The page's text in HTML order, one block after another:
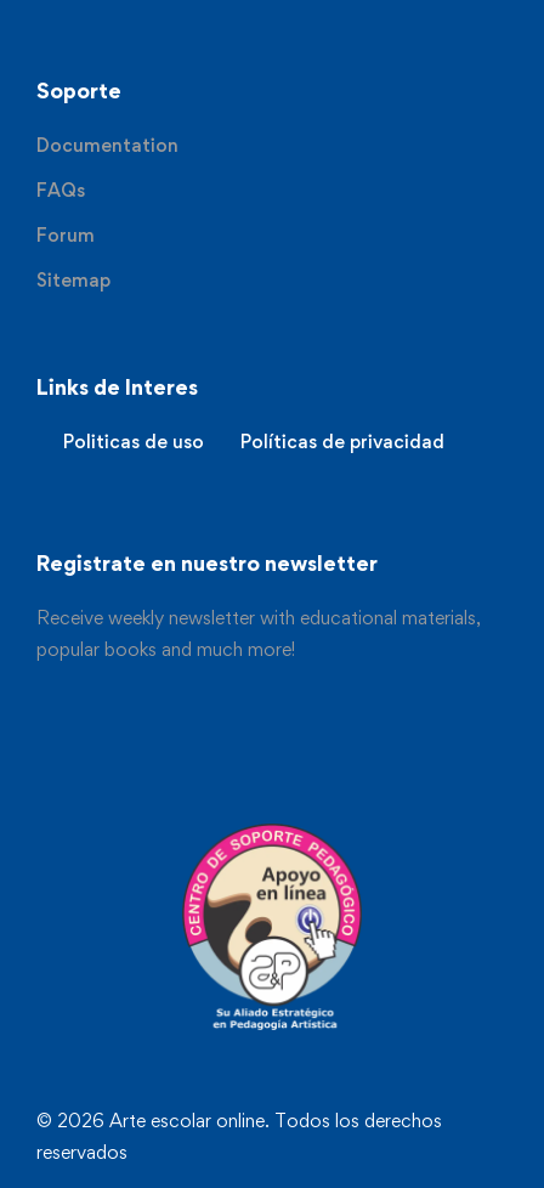
Soporte
Documentation
FAQs
Forum
Sitemap
Links de Interes
Politicas de uso Políticas de privacidad
Registrate en nuestro newsletter
Receive weekly newsletter with educational materials,
popular books and much more!
© 2026 Arte escolar online. Todos los derechos
reservados